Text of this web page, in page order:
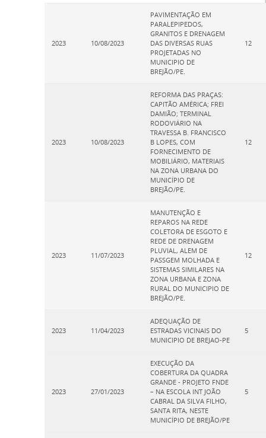
2023 10/08/2023
PAVIMENTAÇÃO EM
PARALEPIPEDOS,
GRANITOS E DRENAGEM
DAS DIVERSAS RUAS
PROJETADAS NO
MUNICIPIO DE
BREJÃO/PE.
12
2023 10/08/2023
REFORMA DAS PRAÇAS:
CAPITÃO AMÉRICA; FREI
DAMIÃO; TERMINAL
RODOVIÁRIO NA
TRAVESSA B. FRANCISCO
B LOPES, COM
FORNECIMENTO DE
MOBILIÁRIO, MATERIAIS
NA ZONA URBANA DO
MUNICÍPIO DE
BREJÃO/PE.
12
2023 11/07/2023
MANUTENÇÃO E
REPAROS NA REDE
COLETORA DE ESGOTO E
REDE DE DRENAGEM
PLUVIAL, ALEM DE
PASSGEM MOLHADA E
SISTEMAS SIMILARES NA
ZONA URBANA E ZONA
RURAL DO MUNICIPIO DE
BREJÃO/PE.
12
2023 11/04/2023
ADEQUAÇÃO DE
ESTRADAS VICINAIS DO
MUNICIPIO DE BREJAO-PE
5
2023 27/01/2023
EXECUÇÃO DA
COBERTURA DA QUADRA
GRANDE - PROJETO FNDE
– NA ESCOLA INT JOÃO
CABRAL DA SILVA FILHO,
SANTA RITA, NESTE
MUNICÍPIO DE BREJÃO/PE
5